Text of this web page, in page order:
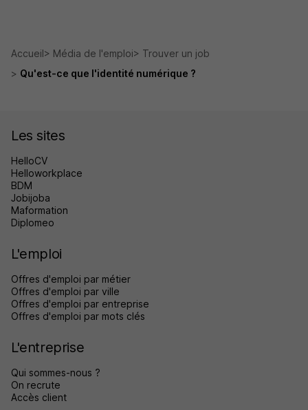
Accueil Média de l'emploi
Trouver un job
Qu'est-ce que l'identité numérique ?
Les sites
HelloCV
Helloworkplace
BDM
Jobijoba
Maformation
Diplomeo
L'emploi
Offres d'emploi par métier
Offres d'emploi par ville
Offres d'emploi par entreprise
Offres d'emploi par mots clés
L'entreprise
Qui sommes-nous ?
On recrute
Accès client